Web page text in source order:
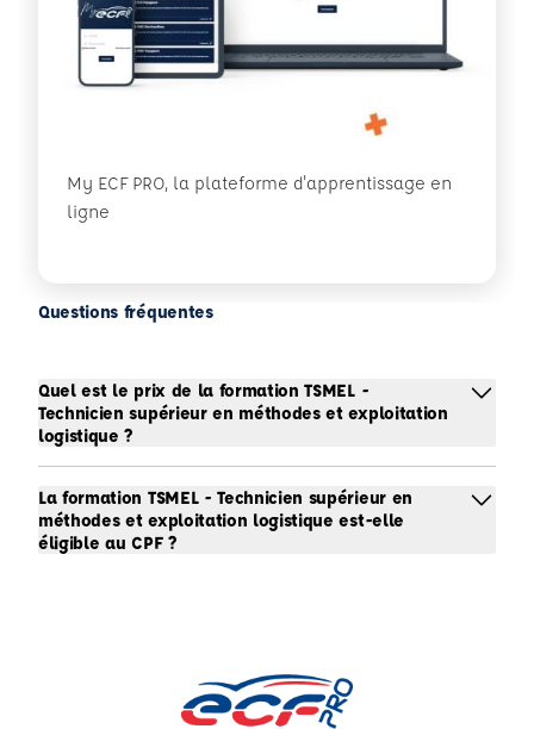
My ECF PRO, la plateforme d'apprentissage en
ligne
Questions fréquentes
Quel est le prix de la formation TSMEL -
Technicien supérieur en méthodes et exploitation
logistique ?
La formation TSMEL - Technicien supérieur en
méthodes et exploitation logistique est-elle
éligible au CPF ?